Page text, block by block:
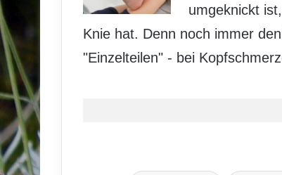
umgeknickt
Knie hat. Denn noch immer
"Einzelteilen" - bei